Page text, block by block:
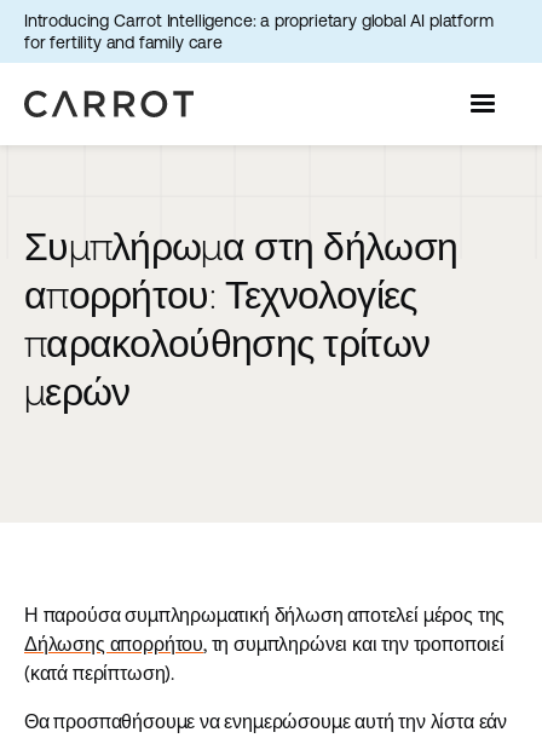
Introducing Carrot Intelligence: a proprietary global AI platform
for fertility and family care
Συμπλήρωμα στη δήλωση
απορρήτου: Τεχνολογίες
παρακολούθησης τρίτων
μερών
Η παρούσα συμπληρωματική δήλωση αποτελεί μέρος της
Δήλωσης απορρήτου, τη συμπληρώνει και την τροποποιεί
(κατά περίπτωση).
Θα προσπαθήσουμε να ενημερώσουμε αυτή την λίστα εάν